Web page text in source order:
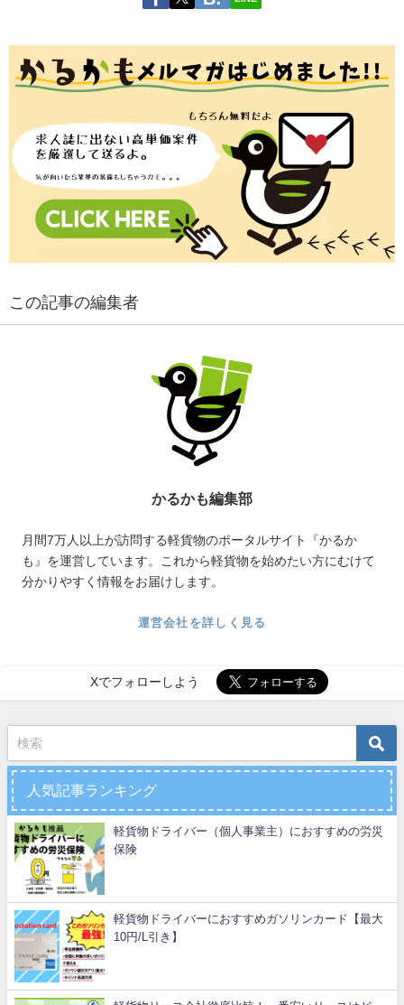
この記事の編集者
かるかも編集部
月間7万人以上が訪問する軽貨物のポータルサイト『かるか
も』を運営しています。これから軽貨物を始めたい方にむけて
分かりやすく情報をお届けします。
運営会社を詳しく見る
Xでフォローしよう
人気記事ランキング
軽貨物ドライバー（個人事業主）におすすめの労災
保険
軽貨物ドライバーにおすすめガソリンカード【最大
10円/L引き】